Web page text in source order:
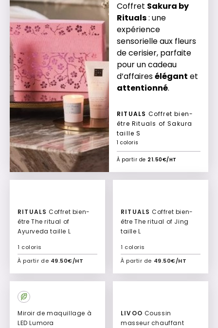
Coffret Sakura by
Rituals: une
expérience
sensorielle aux fleurs
de cerisier, parfaite
pour un cadeau
d’affairesélégant et
attentionné.
RITUALS Coffret bien-
être Rituals of Sakura
taille S
À partir de 21.50€/HT
1 coloris
RITUALS
être The ritual of
Ayurveda taille L
À partir de 49.50€/HT
1 coloris
Ajouter à mon devis
RITUALS
être The ritual of Jing
taille L
À partir de 49.50€/HT
1 coloris
Ajouter à mon devis
Miroir de maquillage à
LED Lumora
LIVOO
masseur chauffant